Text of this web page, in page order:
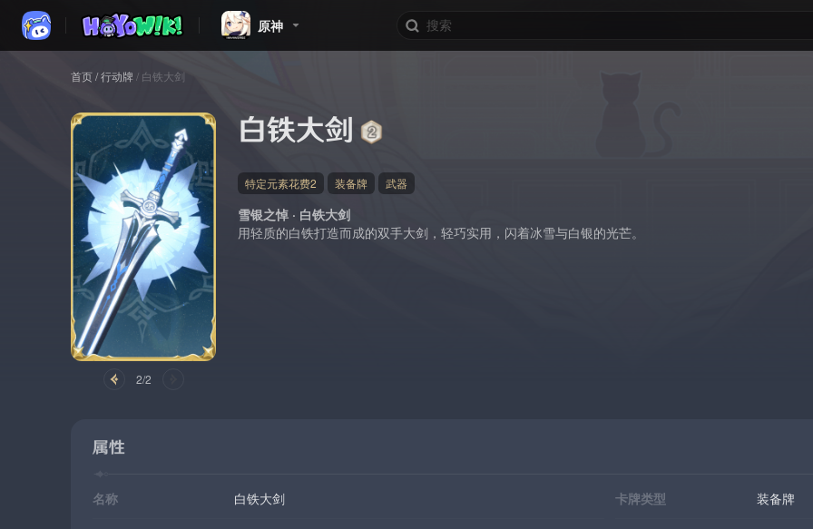
原神
首页/行动牌/ 白铁大剑
2/2
白铁大剑
特定元素花费2 装备牌 武器
雪银之悼 · 白铁大剑
用轻质的白铁打造而成的双手大剑，轻巧实用，闪着冰雪与白银的光芒。
属性
名称 白铁大剑 卡牌类型 装备牌